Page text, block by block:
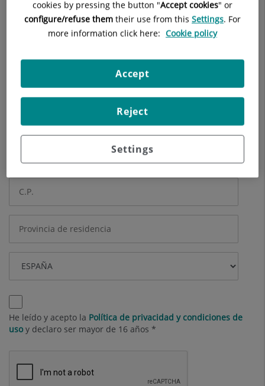
Otros datos (opcional)
He leído y acepto la Política de privacidad y condiciones de
usoy declaro ser mayor de 16 años *
cookies by pressing the button "Accept cookies" or
configure/refuse them their use from this Settings. For
more information click here: Cookie policy
Settings
Reject
Accept